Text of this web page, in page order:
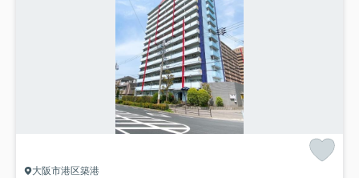
大阪市港区築港